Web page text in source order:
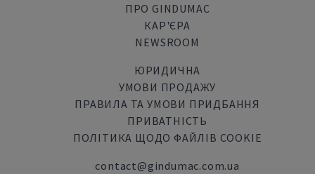
ПРО GINDUMAC
КАР'ЄРА
NEWSROOM
ЮРИДИЧНА
УМОВИ ПРОДАЖУ
ПРАВИЛА ТА УМОВИ ПРИДБАННЯ
ПРИВАТНІСТЬ
ПОЛІТИКА ЩОДО ФАЙЛІВ COOKIE
contact@gindumac.com.ua